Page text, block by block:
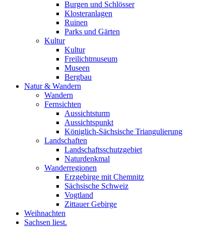
Burgen und Schlösser
Klosteranlagen
Ruinen
Parks und Gärten
Kultur
Kultur
Freilichtmuseum
Museen
Bergbau
Natur & Wandern
Wandern
Fernsichten
Aussichtsturm
Aussichtspunkt
Königlich-Sächsische Triangulierung
Landschaften
Landschaftsschutzgebiet
Naturdenkmal
Wanderregionen
Erzgebirge mit Chemnitz
Sächsische Schweiz
Vogtland
Zittauer Gebirge
Weihnachten
Sachsen liest.